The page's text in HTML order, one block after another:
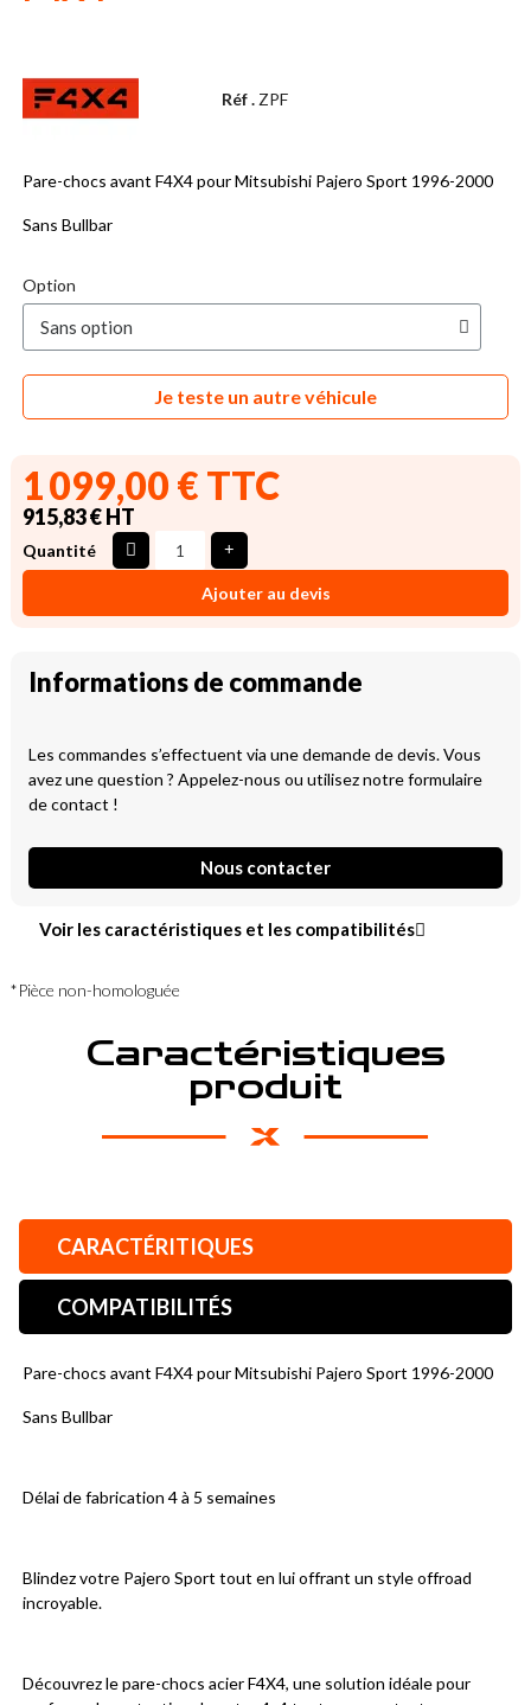
Réf . ZPF
Pare-chocs avant F4X4 pour Mitsubishi Pajero Sport 1996-2000
Sans Bullbar
Option
Je teste un autre véhicule
1 099,00 € TTC
915,83 € HT
Quantité
Ajouter au devis
Informations de commande
Les commandes s’effectuent via une demande de devis. Vous
avez une question ? Appelez-nous ou utilisez notre formulaire
de contact !
Nous contacter
Voir les caractéristiques et les compatibilités
*Pièce non-homologuée
Caractéristiques
produit
CARACTÉRITIQUES
COMPATIBILITÉS
Pare-chocs avant F4X4 pour Mitsubishi Pajero Sport 1996-2000
Sans Bullbar
Délai de fabrication 4 à 5 semaines
Blindez votre Pajero Sport tout en lui offrant un style offroad
incroyable.
Découvrez le pare-chocs acier F4X4, une solution idéale pour